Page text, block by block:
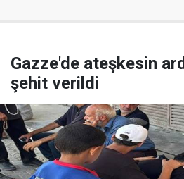
Gazze'de ateşkesin
şehit verildi